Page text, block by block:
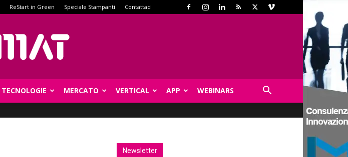
ReStart in Green Speciale Stampanti Contattaci
TECNOLOGIE MERCATO VERTICAL APP WEBINARS
Newsletter